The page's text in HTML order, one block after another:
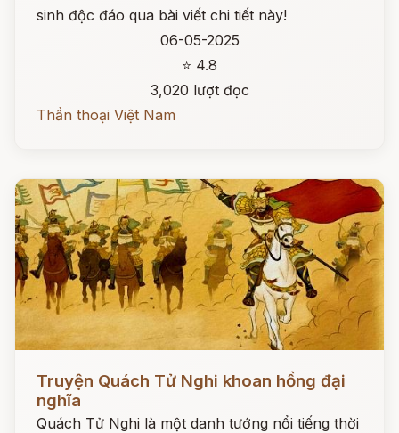
sinh độc đáo qua bài viết chi tiết này!
06-05-2025
⭐ 4.8
3,020 lượt đọc
Thần thoại Việt Nam
Truyện Quách Tử Nghi khoan hồng đại
nghĩa
Quách Tử Nghi là một danh tướng nổi tiếng thời